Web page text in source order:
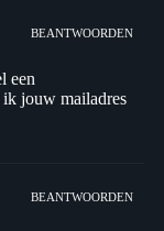
BEANTWOORDEN
een
jouw mailadres
BEANTWOORDEN